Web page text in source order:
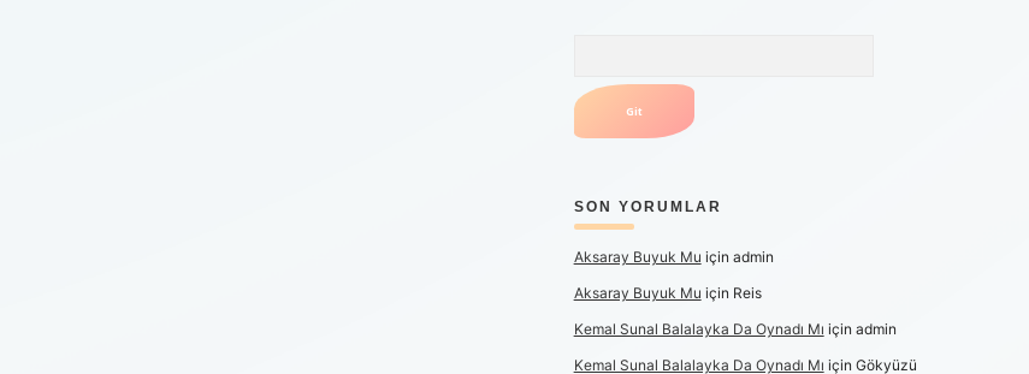
SON YORUMLAR
Aksaray Buyuk Mu için admin
Aksaray Buyuk Mu için Reis
Kemal Sunal Balalayka Da Oynadı Mı için admin
Kemal Sunal Balalayka Da Oynadı Mı için Gökyüzü